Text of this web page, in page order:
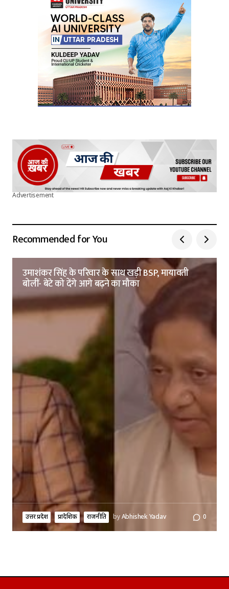
Advertisement
Recommended for You
उमाशंकर सिंह के परिवार के साथ खड़ी BSP, मायावती
बोलीं- बेटे को देंगे आगे बढ़ने का मौका
उत्तर प्रदेश प्रादेशिक राजनीति byAbhishek Yadav 0